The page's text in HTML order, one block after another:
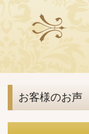
お客様のお声